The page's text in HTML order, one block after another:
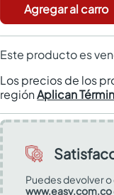
Agregar al carro
Este producto es
Los precios de los
regiónAplican
Puedes devolver
www.easy.com.co